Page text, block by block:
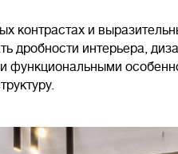
контрастах и
дробности интерьера,
функциональными